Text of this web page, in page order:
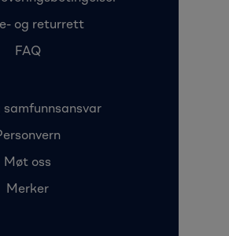
og returrett
FAQ
samfunnsansvar
Møt oss
Merker